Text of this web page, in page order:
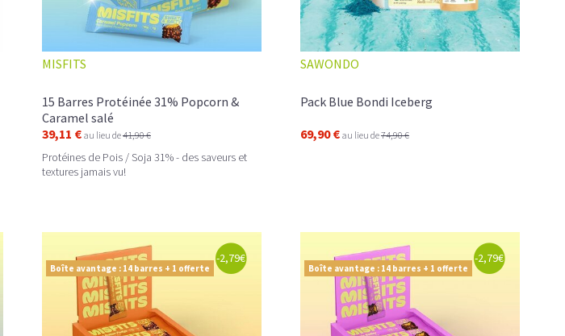
MISFITS
15 Barres Protéinée 31% Popcorn &
Caramel salé
39,11 € au lieu de41,90 €
Protéines de Pois / Soja 31% - des saveurs et
textures jamais vu!
SAWONDO
Pack Blue Bondi Iceberg
69,90 € au lieu de74,90 €
Boîte avantage : 14 barres + 1 offerte
-2,79€
Boîte avantage : 14 barres + 1 offerte
-2,79€